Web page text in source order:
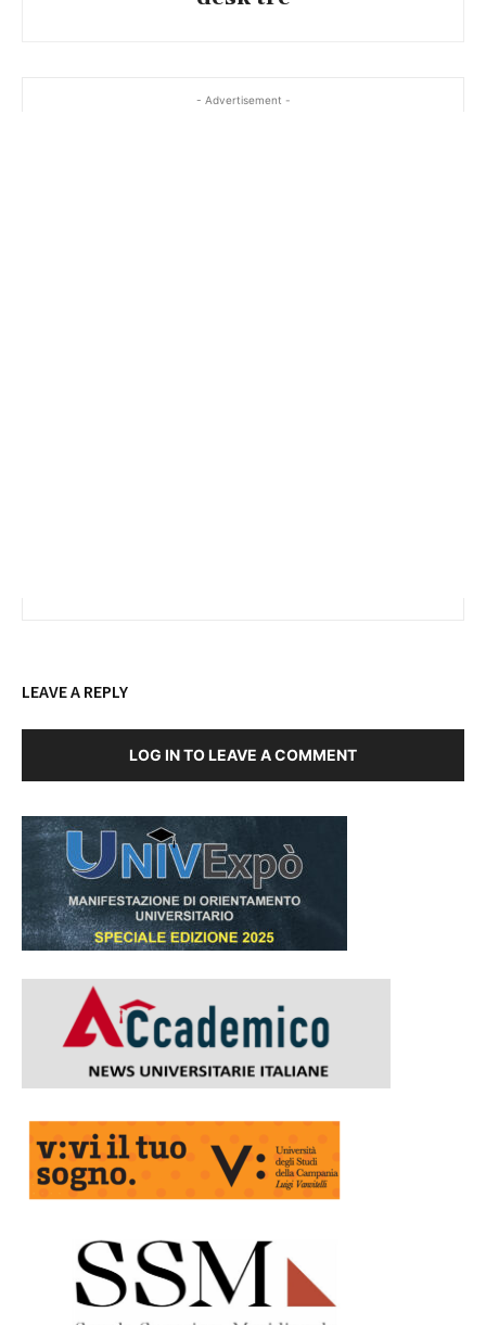
- Advertisement -
LEAVE A REPLY
LOG IN TO LEAVE A COMMENT